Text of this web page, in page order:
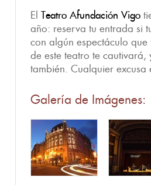
El Teatro Afundación Vigo
año: reserva tu entrada si
con algún espectáculo
de este teatro te cautivará,
también. Cualquier
Galería de Imágenes: